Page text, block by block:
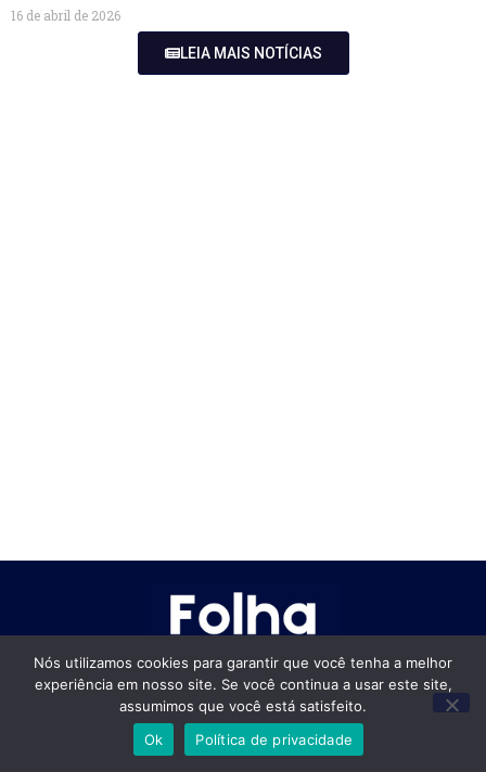
16 de abril de 2026
LEIA MAIS NOTÍCIAS
Empregos Brasil
Empregos Brasil 2026
Empregos Rio de Janeiro 2026
Nós utilizamos cookies para garantir que você tenha a melhor
experiência em nosso site. Se você continua a usar este site,
assumimos que você está satisfeito.
Ok
Política de privacidade